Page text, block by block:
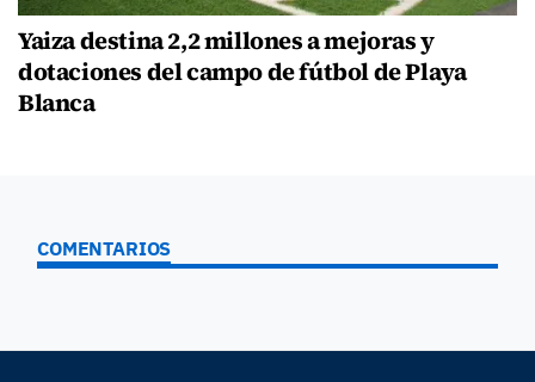
Yaiza destina 2,2 millones a mejoras y
dotaciones del campo de fútbol de Playa
Blanca
COMENTARIOS